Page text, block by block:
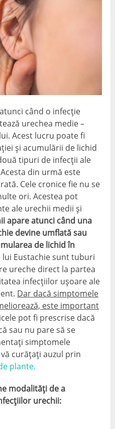
când o infecție
urechea medie –
Acest lucru poate fi
și acumulării de lichid
tipuri de infecții ale
din urmă este
Cele cronice fie nu se
ori. Acestea pot
ale urechii medii și
apare atunci când una
devine umflată sau
de lichid în
lui Eustachie sunt tuburi
ureche direct la partea
infecțiilor ușoare ale
Dar dacă simptomele
este important
pot fi prescrise dacă
sau nu pare să se
simptomele
curățați auzul prin
plante.
modalități de a
urechii: